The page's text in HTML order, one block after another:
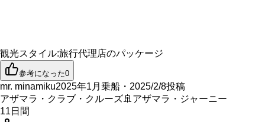
観光スタイル:旅行代理店のパッケージ
参考になった0
mr. minamiku2025年1月乗船・2025/2/8投稿
アザマラ・クラブ・クルーズ🚢アザマラ・ジャーニー
11日間